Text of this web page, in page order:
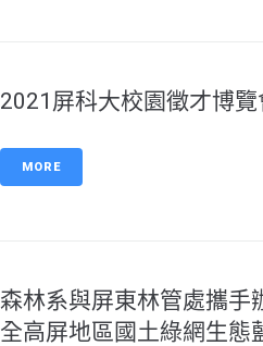
2021屏科大校園徵才博覽
MORE
森林系與屏東林管處攜手
全高屏地區國土綠網生態